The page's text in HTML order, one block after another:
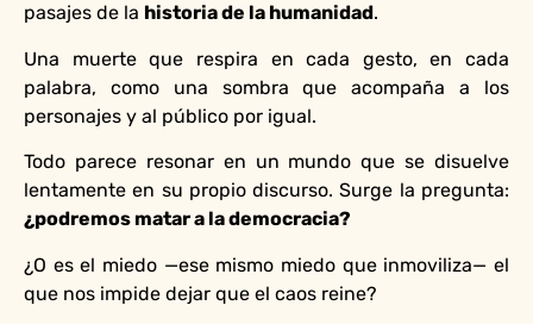
pasajes de la historia de la humanidad.
Una muerte que respira en cada gesto, en cada
palabra, como una sombra que acompaña a los
personajes y al público por igual.
Todo parece resonar en un mundo que se disuelve
lentamente en su propio discurso. Surge la pregunta:
¿podremos matar a la democracia?
¿O es el miedo —ese mismo miedo que inmoviliza— el
que nos impide dejar que el caos reine?